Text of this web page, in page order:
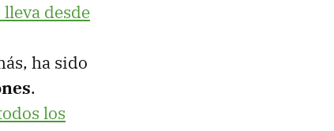
desde
ha sido
.
los